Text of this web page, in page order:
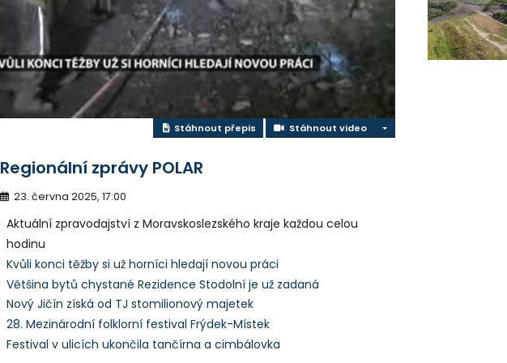
video
Stáhnout přepis Stáhnout video Stáhnout video
Regionální zprávy POLAR
23. června 2025, 17:00
Aktuální zpravodajství z Moravskoslezského kraje každou celou
hodinu
Kvůli konci těžby si už horníci hledají novou práci
Většina bytů chystané Rezidence Stodolní je už zadaná
Nový Jičín získá od TJ stomilionový majetek
28. Mezinárodní folklorní festival Frýdek-Místek
Festival v ulicích ukončila tančírna a cimbálovka